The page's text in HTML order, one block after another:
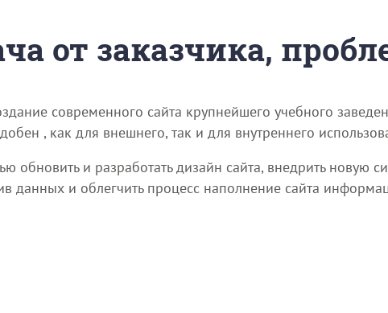
от заказчика,
современного сайта крупнейшего учебного
, как для внешнего, так и для внутреннего
обновить и разработать дизайн сайта, внедрить новую
данных и облегчить процесс наполнение сайта